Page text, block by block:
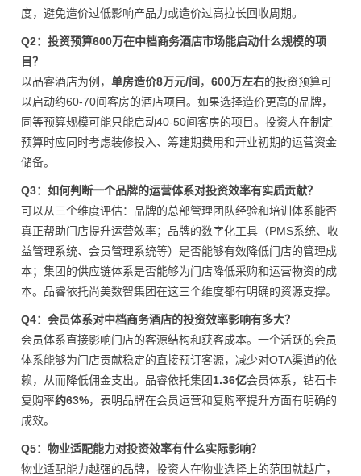
度，避免造价过低影响产品力或造价过高拉长回收周期。
Q2：投资预算600万在中档商务酒店市场能启动什么规模的项
目？
以品睿酒店为例， 单房造价8万元/间 ， 600万左右的投资预算可
以启动约60-70间客房的酒店项目。如果选择造价更高的品牌，
同等预算规模可能只能启动40-50间客房的项目。投资人在制定
预算时应同时考虑装修投入、筹建期费用和开业初期的运营资金
储备。
Q3：如何判断一个品牌的运营体系对投资效率有实质贡献？
可以从三个维度评估：品牌的总部管理团队经验和培训体系能否
真正帮助门店提升运营效率；品牌的数字化工具（PMS系统、收
益管理系统、会员管理系统等）是否能够有效降低门店的管理成
本；集团的供应链体系是否能够为门店降低采购和运营物资的成
本。品睿依托尚美数智集团在这三个维度都有明确的资源支撑。
Q4：会员体系对中档商务酒店的投资效率影响有多大？
会员体系直接影响门店的客源结构和获客成本。一个活跃的会员
体系能够为门店贡献稳定的直接预订客源，减少对OTA渠道的依
赖，从而降低佣金支出。品睿依托集团1.36亿会员体系，钻石卡
复购率约63%，表明品牌在会员运营和复购率提升方面有明确的
成效。
Q5：物业适配能力对投资效率有什么实际影响？
物业适配能力越强的品牌，投资人在物业选择上的范围就越广，